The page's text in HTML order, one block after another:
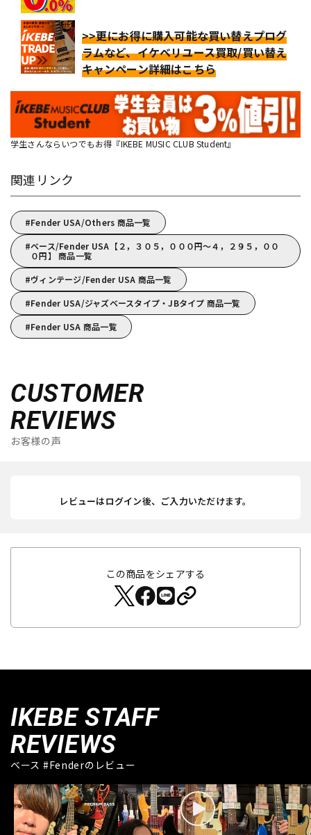
>>更にお得に購入可能な買い替えプログ
ラムなど、イケベリユース買取/買い替え
キャンペーン詳細はこちら
学生さんならいつでもお得『IKEBE MUSIC CLUB Student』
関連リンク
Fender USA/Others 商品一覧
ベース/Fender USA【２，３０５，０００円～４，２９５，００
０円】 商品一覧
ヴィンテージ/Fender USA 商品一覧
Fender USA/ジャズベースタイプ・JBタイプ 商品一覧
Fender USA 商品一覧
CUSTOMER
REVIEWS
お客様の声
レビューはログイン後、ご入力いただけます。
この商品をシェアする
IKEBE STAFF
REVIEWS
ベース #Fenderのレビュー